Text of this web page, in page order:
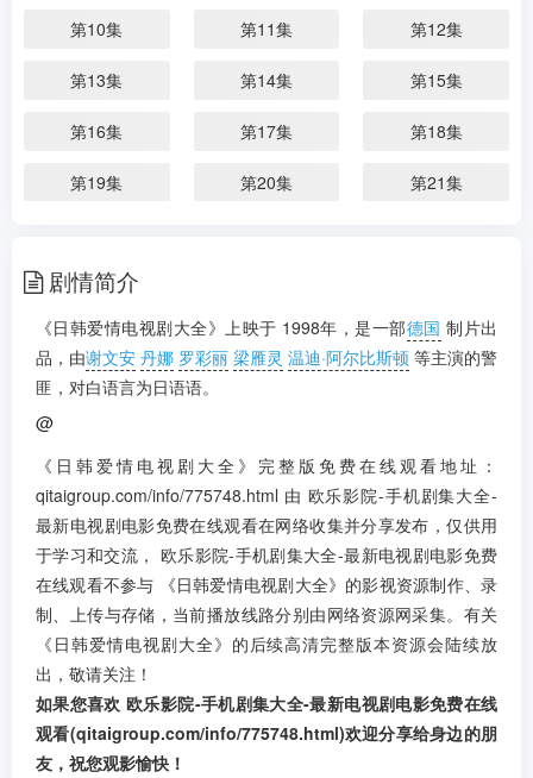
第10集 第11集 第12集
第13集 第14集 第15集
第16集 第17集 第18集
第19集 第20集 第21集
第25集
第28集 第29集
剧情简介
《日韩爱情电视剧大全》上映于 1998年，是一部德国 制片出
品，由谢文安 丹娜 罗彩丽 梁雁灵 温迪·阿尔比斯顿 等主演的警
匪，对白语言为日语语。
@
《日韩爱情电视剧大全》完整版免费在线观看地址：
qitaigroup.com/info/775748.html 由 欧乐影院-手机剧集大全-
最新电视剧电影免费在线观看在网络收集并分享发布，仅供用
于学习和交流， 欧乐影院-手机剧集大全-最新电视剧电影免费
在线观看不参与 《日韩爱情电视剧大全》的影视资源制作、录
制、上传与存储，当前播放线路分别由网络资源网采集。有关
《日韩爱情电视剧大全》的后续高清完整版本资源会陆续放
出，敬请关注！
如果您喜欢 欧乐影院-手机剧集大全-最新电视剧电影免费在线
观看(qitaigroup.com/info/775748.html)欢迎分享给身边的朋
友，祝您观影愉快！